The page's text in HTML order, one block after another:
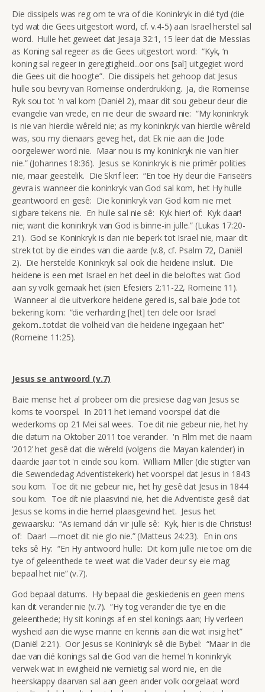
Die dissipels was reg om te vra of die Koninkryk in dié tyd (die
tyd wat die Gees uitgestort word, cf. v.4-5) aan Israel herstel sal
word. Hulle het geweet dat Jesaja 32:1, 15 leer dat die Messias
as Koning sal regeer as die Gees uitgestort word: “Kyk, ‘n
koning sal regeer in geregtigheid...oor ons [sal] uitgegiet word
die Gees uit die hoogte”. Die dissipels het gehoop dat Jesus
hulle sou bevry van Romeinse onderdrukking. Ja, die Romeinse
Ryk sou tot 'n val kom (Daniël 2), maar dit sou gebeur deur die
evangelie van vrede, en nie deur die swaard nie: “My koninkryk
is nie van hierdie wêreld nie; as my koninkryk van hierdie wêreld
was, sou my dienaars geveg het, dat Ek nie aan die Jode
oorgelewer word nie. Maar nou is my koninkryk nie van hier
nie.” (Johannes 18:36). Jesus se Koninkryk is nie primêr polities
nie, maar geestelik. Die Skrif leer: “En toe Hy deur die Fariseërs
gevra is wanneer die koninkryk van God sal kom, het Hy hulle
geantwoord en gesê: Die koninkryk van God kom nie met
sigbare tekens nie. En hulle sal nie sê: Kyk hier! of: Kyk daar!
nie; want die koninkryk van God is binne-in julle.” (Lukas 17:20-
21). God se Koninkryk is dan nie beperk tot Israel nie, maar dit
strek tot by die eindes van die aarde (v.8, cf. Psalm 72, Daniël
2). Die herstelde Koninkryk sal ook die heidene insluit. Die
heidene is een met Israel en het deel in die beloftes wat God
aan sy volk gemaak het (sien Efesiërs 2:11-22, Romeine 11).
Wanneer al die uitverkore heidene gered is, sal baie Jode tot
bekering kom: “die verharding [het] ten dele oor Israel
gekom...totdat die volheid van die heidene ingegaan het”
(Romeine 11:25).
Jesus se antwoord (v.7)
Baie mense het al probeer om die presiese dag van Jesus se
koms te voorspel. In 2011 het iemand voorspel dat die
wederkoms op 21 Mei sal wees. Toe dit nie gebeur nie, het hy
die datum na Oktober 2011 toe verander. 'n Film met die naam
‘2012’ het gesê dat die wêreld (volgens die Mayan kalender) in
daardie jaar tot 'n einde sou kom. William Miller (die stigter van
die Sewendedag Adventistekerk) het voorspel dat Jesus in 1843
sou kom. Toe dit nie gebeur nie, het hy gesê dat Jesus in 1844
sou kom. Toe dít nie plaasvind nie, het die Adventiste gesê dat
Jesus se koms in die hemel plaasgevind het. Jesus het
gewaarsku: “As iemand dán vir julle sê: Kyk, hier is die Christus!
of: Daar! —moet dit nie glo nie.” (Matteus 24:23). En in ons
teks sê Hy: “En Hy antwoord hulle: Dit kom julle nie toe om die
tye of geleenthede te weet wat die Vader deur sy eie mag
bepaal het nie” (v.7).
God bepaal datums. Hy bepaal die geskiedenis en geen mens
kan dit verander nie (v.7). “Hy tog verander die tye en die
geleenthede; Hy sit konings af en stel konings aan; Hy verleen
wysheid aan die wyse manne en kennis aan die wat insig het”
(Daniël 2:21). Oor Jesus se Koninkryk sê die Bybel: “Maar in die
dae van dié konings sal die God van die hemel ‘n koninkryk
verwek wat in ewigheid nie vernietig sal word nie, en die
heerskappy daarvan sal aan geen ander volk oorgelaat word